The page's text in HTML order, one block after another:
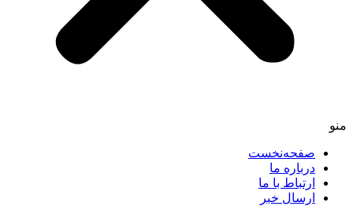
صفحه‌نخست
درباره ما
ارتباط با ما
ارسال خبر